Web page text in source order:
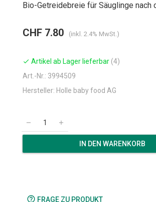
Bio-Getreidebreie für Säuglinge nach
CHF 7.80 (inkl. 2.4% MwSt.)
check Artikel ab Lager lieferbar (4)
Art.-Nr.: 3994509
Hersteller: Holle baby food AG
remove add
IN DEN WARENKORB
help_outline FRAGE ZU PRODUKT